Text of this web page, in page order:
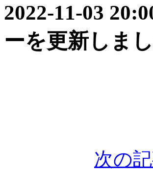
2022-11-03
ーを更新しまし
次の